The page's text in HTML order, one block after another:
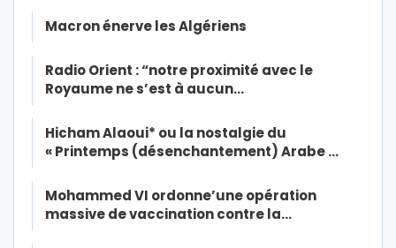
Macron énerve les Algériens
Radio Orient : “notre proximité avec le
Royaume ne s’est à aucun…
Hicham Alaoui* ou la nostalgie du
« Printemps (désenchantement) Arabe …
Mohammed VI ordonne’une opération
massive de vaccination contre la…